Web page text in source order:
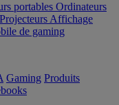
portables Ordinateurs
Projecteurs Affichage
de gaming
Gaming Produits